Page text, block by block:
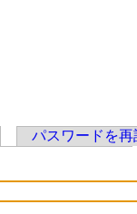
パスワードを再